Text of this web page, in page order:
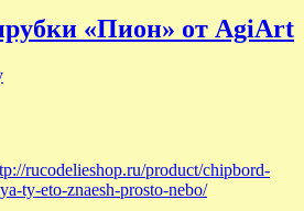
«Пион» от AgiArt
rucodelieshop.ru/product/chipbord-
ty-eto-znaesh-prosto-nebo/